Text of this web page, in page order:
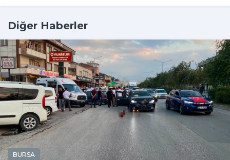
Diğer Haberler
BURSA